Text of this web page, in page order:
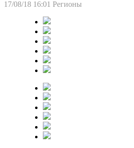
17/08/18 16:01 Регионы